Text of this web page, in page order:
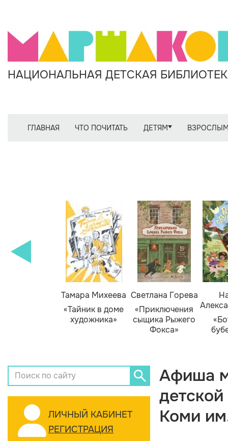
НАЦИОНАЛЬНАЯ ДЕТСКАЯ
ГЛАВНАЯ ЧТО ПОЧИТАТЬ ДЕТЯМ
Тамара Михеева
«Тайник в доме
художника»
Светлана Горева
«Приключения
сыщика Рыжего
Фокса»
ЛИЧНЫЙ КАБИНЕТ
РЕГИСТРАЦИЯ
Афиша
Коми